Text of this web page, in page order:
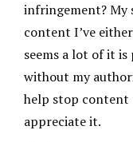
infringement? My
content I’ve
seems a lot of it
without my
help stop content
appreciate it.